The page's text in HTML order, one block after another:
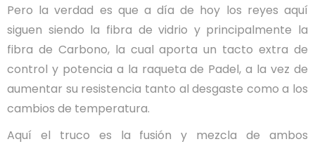
Pero la verdad es que a día de hoy los reyes aquí
siguen siendo la fibra de vidrio y principalmente la
fibra de Carbono, la cual aporta un tacto extra de
control y potencia a la raqueta de Padel, a la vez de
aumentar su resistencia tanto al desgaste como a los
cambios de temperatura.
Aquí el truco es la fusión y mezcla de ambos